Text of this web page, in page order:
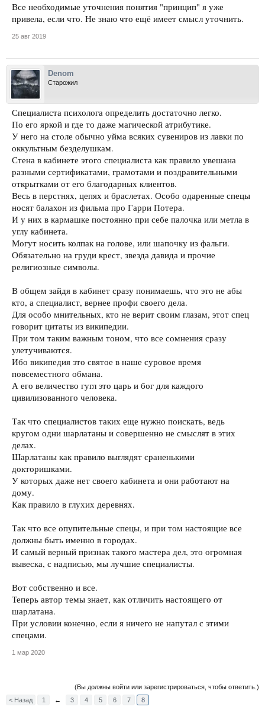
Все необходимые уточнения понятия "принцип" я уже
привела, если что. Не знаю что ещё имеет смысл уточнить.
25 авг 2019
Denom
Старожил
Специалиста психолога определить достаточно легко.
По его яркой и где то даже магической атрибутике.
У него на столе обычно уйма всяких сувениров из лавки по
оккультным безделушкам.
Стена в кабинете этого специалиста как правило увешана
разными сертификатами, грамотами и поздравительными
открытками от его благодарных клиентов.
Весь в перстнях, цепях и браслетах. Особо одаренные спецы
носят балахон из фильма про Гарри Потера.
И у них в кармашке постоянно при себе палочка или метла в
углу кабинета.
Могут носить колпак на голове, или шапочку из фальги.
Обязательно на груди крест, звезда давида и прочие
религиозные символы.
В общем зайдя в кабинет сразу понимаешь, что это не абы
кто, а специалист, вернее профи своего дела.
Для особо мнительных, кто не верит своим глазам, этот спец
говорит цитаты из википедии.
При том таким важным тоном, что все сомнения сразу
улетучиваются.
Ибо википедия это святое в наше суровое время
повсеместного обмана.
А его величество гугл это царь и бог для каждого
цивилизованного человека.
Так что специалистов таких еще нужно поискать, ведь
кругом одни шарлатаны и совершенно не смыслят в этих
делах.
Шарлатаны как правило выглядят сраненькими
докторишками.
У которых даже нет своего кабинета и они работают на
дому.
Как правило в глухих деревнях.
Так что все опупительные спецы, и при том настоящие все
должны быть именно в городах.
И самый верный признак такого мастера дел, это огромная
вывеска, с надписью, мы лучшие специалисты.
Вот собственно и все.
Теперь автор темы знает, как отличить настоящего от
шарлатана.
При условии конечно, если я ничего не напутал с этими
спецами.
1 мар 2020
(Вы должны войти или зарегистрироваться, чтобы ответить.)
< Назад
1 ← 3 4 5 6 7 8